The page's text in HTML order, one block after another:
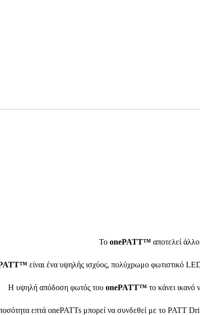
Το onePATT™αποτελεί άλλο
είναι ένα υψηλής ισχύος, πολύχρωμο φωτιστικό
Η υψηλή απόδοση φωτός του onePATT™το κάνει ικανό
επτά onePATTs μπορεί να συνδεθεί με το PATT